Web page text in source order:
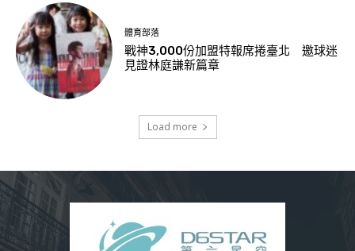
體育部落
戰神3,000份加盟特報席捲臺北 邀球迷
見證林庭謙新篇章
Load more